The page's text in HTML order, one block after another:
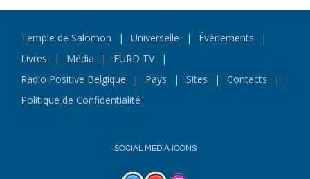
Temple de Salomon Universelle
Événements
Livres
Média
EURD TV
Radio Positive Belgique
Pays Sites
Contacts
Politique de Confidentialité
SOCIAL MEDIA ICONS